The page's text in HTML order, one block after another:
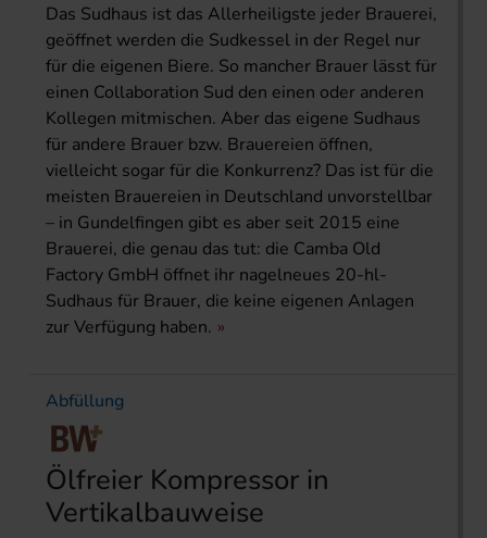
Das Sudhaus ist das Allerheiligste jeder Brauerei,
geöffnet werden die Sudkessel in der Regel nur
für die eigenen Biere. So mancher Brauer lässt für
einen Collaboration Sud den einen oder anderen
Kollegen mitmischen. Aber das eigene Sudhaus
für andere Brauer bzw. Brauereien öffnen,
vielleicht sogar für die Konkurrenz? Das ist für die
meisten Brauereien in Deutschland unvorstellbar
– in Gundelfingen gibt es aber seit 2015 eine
Brauerei, die genau das tut: die Camba Old
Factory GmbH öffnet ihr nagelneues 20-hl-
Sudhaus für Brauer, die keine eigenen Anlagen
zur Verfügung haben.
Abfüllung
Ölfreier Kompressor in
Vertikalbauweise